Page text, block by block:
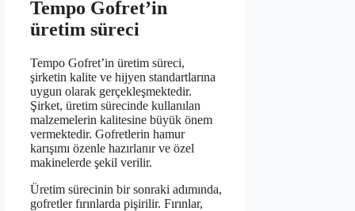
Tempo Gofret’in
üretim süreci
Tempo Gofret’in üretim süreci,
şirketin kalite ve hijyen standartlarına
uygun olarak gerçekleşmektedir.
Şirket, üretim sürecinde kullanılan
malzemelerin kalitesine büyük önem
vermektedir. Gofretlerin hamur
karışımı özenle hazırlanır ve özel
makinelerde şekil verilir.
Üretim sürecinin bir sonraki adımında,
gofretler fırınlarda pişirilir. Fırınlar,